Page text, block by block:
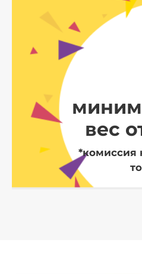
вес
*комиссия